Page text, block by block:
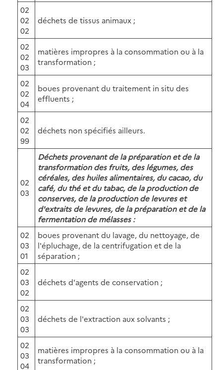
02
02
02
déchets de tissus animaux ;
02
02
03
matières impropres à la consommation ou à la
transformation ;
02
02
04
boues provenant du traitement in situ des
effluents ;
02
02
99
déchets non spécifiés ailleurs.
02
03
Déchets provenant de la préparation et de la
transformation des fruits, des légumes, des
céréales, des huiles alimentaires, du cacao, du
café, du thé et du tabac, de la production de
conserves, de la production de levures et
d'extraits de levures, de la préparation et de la
fermentation de mélasses :
02
03
01
boues provenant du lavage, du nettoyage, de
l'épluchage, de la centrifugation et de la
séparation ;
02
03
02
déchets d'agents de conservation ;
02
03
03
déchets de l'extraction aux solvants ;
02
03
04
matières impropres à la consommation ou à la
transformation ;